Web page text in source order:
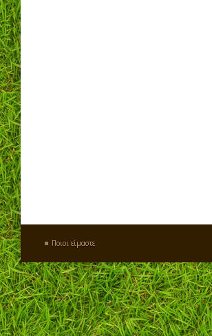
Ποιοι είμαστε